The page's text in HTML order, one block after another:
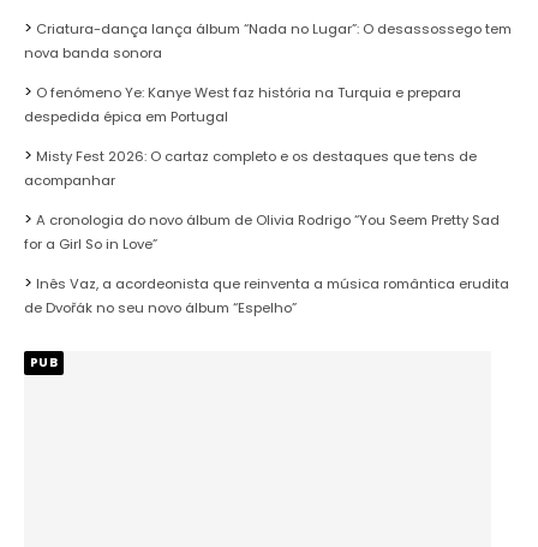
Criatura-dança lança álbum “Nada no Lugar”: O desassossego tem
nova banda sonora
O fenómeno Ye: Kanye West faz história na Turquia e prepara
despedida épica em Portugal
Misty Fest 2026: O cartaz completo e os destaques que tens de
acompanhar
A cronologia do novo álbum de Olivia Rodrigo “You Seem Pretty Sad
for a Girl So in Love”
Inês Vaz, a acordeonista que reinventa a música romântica erudita
de Dvořák no seu novo álbum “Espelho”
PUB